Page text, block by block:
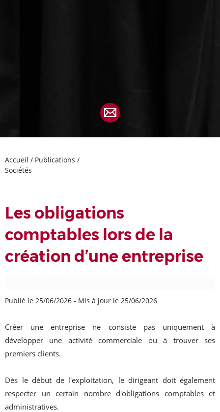
Accueil / Publications /
Sociétés
Les obligations
comptables lors de la
création d’une entreprise
Publié le 25/06/2026 - Mis à jour le 25/06/2026
Créer une entreprise ne consiste pas uniquement à
développer une activité commerciale ou à trouver ses
premiers clients.
Dès le début de l'exploitation, le dirigeant doit également
respecter un certain nombre d'obligations comptables et
administratives.